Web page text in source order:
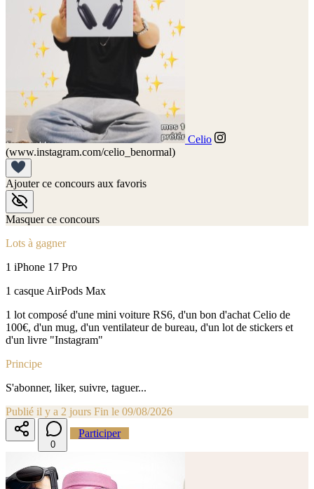
Celio
(www.instagram.com/celio_benormal)
Ajouter ce concours aux favoris
Masquer ce concours
Lots à gagner
1 iPhone 17 Pro
1 casque AirPods Max
1 lot composé d'une mini voiture RS6, d'un bon d'achat Celio de
100€, d'un mug, d'un ventilateur de bureau, d'un lot de stickers et
d'un livre "Instagram"
Principe
S'abonner, liker, suivre, taguer...
Publié il y a 2 jours Fin le 09/08/2026
0
Participer